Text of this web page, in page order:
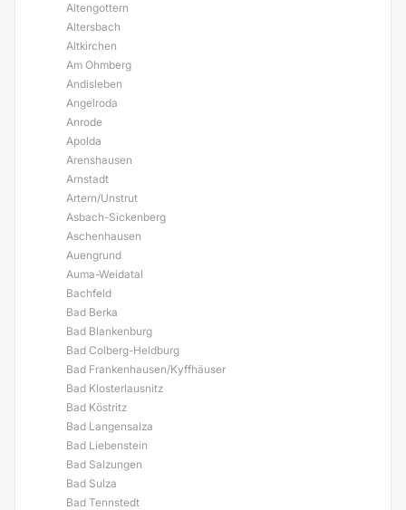
Altengottern
Altersbach
Altkirchen
Am Ohmberg
Andisleben
Angelroda
Anrode
Apolda
Arenshausen
Arnstadt
Artern/Unstrut
Asbach-Sickenberg
Aschenhausen
Auengrund
Auma-Weidatal
Bachfeld
Bad Berka
Bad Blankenburg
Bad Colberg-Heldburg
Bad Frankenhausen/Kyffhäuser
Bad Klosterlausnitz
Bad Köstritz
Bad Langensalza
Bad Liebenstein
Bad Salzungen
Bad Sulza
Bad Tennstedt